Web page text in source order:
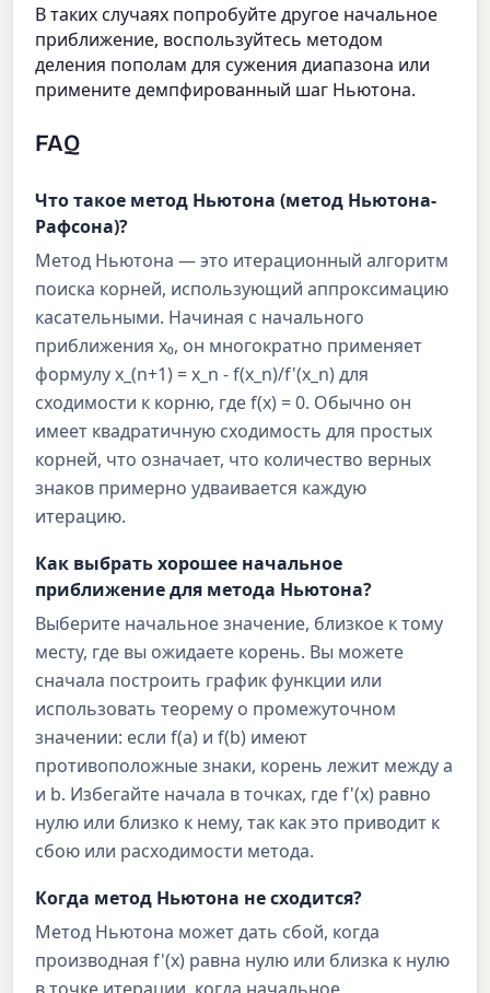
В таких случаях попробуйте другое начальное
приближение, воспользуйтесь методом
деления пополам для сужения диапазона или
примените демпфированный шаг Ньютона.
FAQ
Что такое метод Ньютона (метод Ньютона-
Рафсона)?
Метод Ньютона — это итерационный алгоритм
поиска корней, использующий аппроксимацию
касательными. Начиная с начального
приближения x₀, он многократно применяет
формулу x_(n+1) = x_n - f(x_n)/f'(x_n) для
сходимости к корню, где f(x) = 0. Обычно он
имеет квадратичную сходимость для простых
корней, что означает, что количество верных
знаков примерно удваивается каждую
итерацию.
Как выбрать хорошее начальное
приближение для метода Ньютона?
Выберите начальное значение, близкое к тому
месту, где вы ожидаете корень. Вы можете
сначала построить график функции или
использовать теорему о промежуточном
значении: если f(a) и f(b) имеют
противоположные знаки, корень лежит между a
и b. Избегайте начала в точках, где f'(x) равно
нулю или близко к нему, так как это приводит к
сбою или расходимости метода.
Когда метод Ньютона не сходится?
Метод Ньютона может дать сбой, когда
производная f'(x) равна нулю или близка к нулю